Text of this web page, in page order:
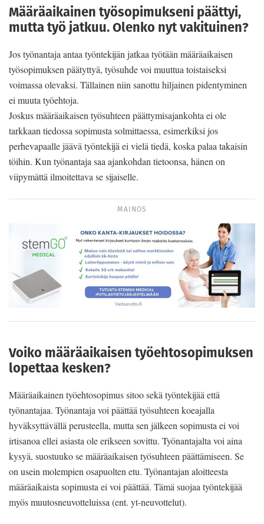
Määräaikainen työsopimukseni päättyi,
mutta työ jatkuu. Olenko nyt vakituinen?
Jos työnantaja antaa työntekijän jatkaa työtään määräaikaisen
työsopimuksen päätyttyä, työsuhde voi muuttua toistaiseksi
voimassa olevaksi. Tällainen niin sanottu hiljainen pidentyminen
ei muuta työehtoja.
Joskus määräaikaisen työsuhteen päättymisajankohta ei ole
tarkkaan tiedossa sopimusta solmittaessa, esimerkiksi jos
perhevapaalle jäävä työntekijä ei vielä tiedä, koska palaa takaisin
töihin. Kun työnantaja saa ajankohdan tietoonsa, hänen on
viipymättä ilmoitettava se sijaiselle.
MAINOS
Voiko määräaikaisen työehtosopimuksen
lopettaa kesken?
Määräaikainen työehtosopimus sitoo sekä työntekijää että
työnantajaa. Työnantaja voi päättää työsuhteen koeajalla
hyväksyttävällä perusteella, mutta sen jälkeen sopimusta ei voi
irtisanoa ellei asiasta ole erikseen sovittu. Työnantajalta voi aina
kysyä, suostuuko se määräaikaisen työsuhteen päättämiseen. Se
on usein molempien osapuolten etu. Työnantajan aloitteesta
määräaikaista sopimusta ei voi päättää. Tämä suojaa työntekijää
myös muutosneuvotteluissa (ent. yt-neuvottelut).